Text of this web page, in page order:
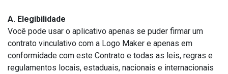
A. Elegibilidade
Você pode usar o aplicativo apenas se puder firmar um
contrato vinculativo com a Logo Maker e apenas em
conformidade com este Contrato e todas as leis, regras e
regulamentos locais, estaduais, nacionais e internacionais